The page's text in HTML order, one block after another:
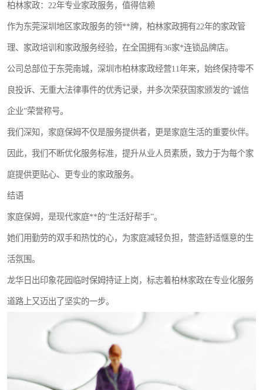
柏林家政：22年专业家政服务，值得信赖
作为东莞深圳地区家政服务的领**牌，柏林家政拥有22年的家政管
理、家政培训和家政服务经验，在全国拥有36家*连锁品牌店。
公司总部位于东莞南城，深圳市柏林家政经营11年来，始终保持零不
良投诉、无重大法律事件的优秀记录，并多次荣获国家颁发的“诚信
企业”荣誉称号。
我们深知，家庭保姆不仅是服务提供者，更是家庭生活的重要伙伴。
因此，我们不断优化服务标准，提升从业人员素质，致力于为每个家
庭提供更贴心、更专业的家政服务。
结语
家庭保姆，是现代家庭**的“生活好帮手”。
她们用勤劳的双手和热忱的心，为家庭减轻负担，营造舒适惬意的生
活氛围。
龙华日出印象花园临时保姆持证上岗，标志着柏林家政在专业化服务
道路上又迈出了坚实的一步。